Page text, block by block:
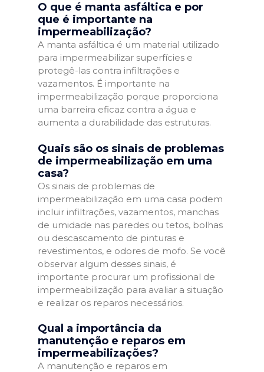
O que é manta asfáltica e por
que é importante na
impermeabilização?
A manta asfáltica é um material utilizado
para impermeabilizar superfícies e
protegê-las contra infiltrações e
vazamentos. É importante na
impermeabilização porque proporciona
uma barreira eficaz contra a água e
aumenta a durabilidade das estruturas.
Quais são os sinais de problemas
de impermeabilização em uma
casa?
Os sinais de problemas de
impermeabilização em uma casa podem
incluir infiltrações, vazamentos, manchas
de umidade nas paredes ou tetos, bolhas
ou descascamento de pinturas e
revestimentos, e odores de mofo. Se você
observar algum desses sinais, é
importante procurar um profissional de
impermeabilização para avaliar a situação
e realizar os reparos necessários.
Qual a importância da
manutenção e reparos em
impermeabilizações?
A manutenção e reparos em